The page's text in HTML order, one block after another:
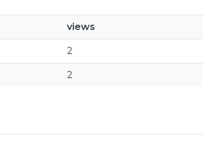
views
2
2